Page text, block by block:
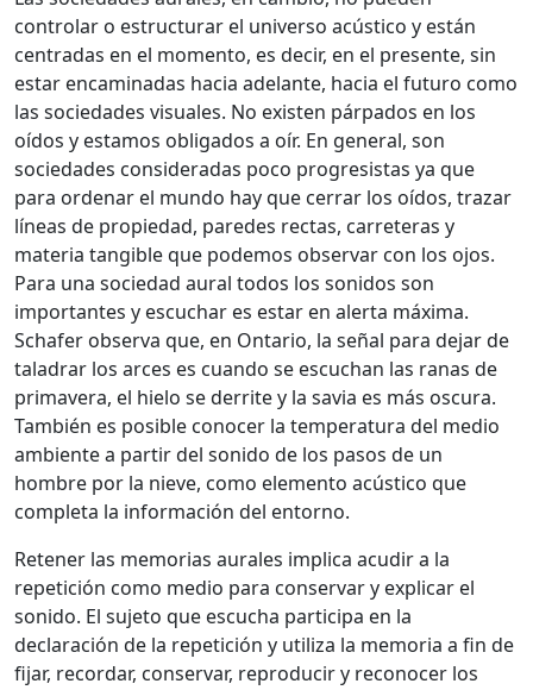
controlar o estructurar el universo acústico y están
centradas en el momento, es decir, en el presente, sin
estar encaminadas hacia adelante, hacia el futuro como
las sociedades visuales. No existen párpados en los
oídos y estamos obligados a oír. En general, son
sociedades consideradas poco progresistas ya que
para ordenar el mundo hay que cerrar los oídos, trazar
líneas de propiedad, paredes rectas, carreteras y
materia tangible que podemos observar con los ojos.
Para una sociedad aural todos los sonidos son
importantes y escuchar es estar en alerta máxima.
Schafer observa que, en Ontario, la señal para dejar de
taladrar los arces es cuando se escuchan las ranas de
primavera, el hielo se derrite y la savia es más oscura.
También es posible conocer la temperatura del medio
ambiente a partir del sonido de los pasos de un
hombre por la nieve, como elemento acústico que
completa la información del entorno.
Retener las memorias aurales implica acudir a la
repetición como medio para conservar y explicar el
sonido. El sujeto que escucha participa en la
declaración de la repetición y utiliza la memoria a fin de
fijar, recordar, conservar, reproducir y reconocer los